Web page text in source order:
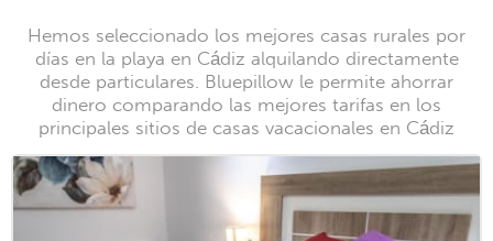
Hemos seleccionado los mejores casas rurales por
días en la playa en Cádiz alquilando directamente
desde particulares. Bluepillow le permite ahorrar
dinero comparando las mejores tarifas en los
principales sitios de casas vacacionales en Cádiz